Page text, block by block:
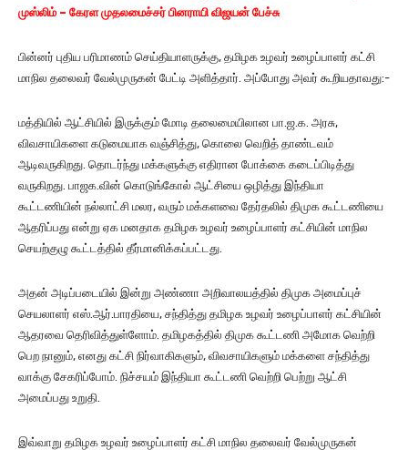
முஸ்லிம் – கேரள முதலமைச்சர் பினராயி விஜயன் பேச்சு
பின்னர் புதிய பரிமாணம் செய்தியாளருக்கு, தமிழக உழவர் உழைப்பாளர் கட்சி
மாநில தலைவர் வேல்முருகன் பேட்டி அளித்தார். அப்போது அவர் கூறியதாவது:-
மத்தியில் ஆட்சியில் இருக்கும் மோடி தலைமையிலான பா.ஜ.க. அரசு,
விவசாயிகளை கடுமையாக வஞ்சித்து, கொலை வெறித் தாண்டவம்
ஆடிவருகிறது. தொடர்ந்து மக்களுக்கு எதிரான போக்கை கடைப்பிடித்து
வருகிறது. பாஜக.வின் கொடுங்கோல் ஆட்சியை ஒழித்து இந்தியா
கூட்டணியின் நல்லாட்சி மலர, வரும் மக்களவை தேர்தலில் திமுக கூட்டணியை
ஆதரிப்பது என்று ஏக மனதாக தமிழக உழவர் உழைப்பாளர் கட்சியின் மாநில
செயற்குழு கூட்டத்தில் தீர்மானிக்கப்பட்டது.
அதன் அடிப்படையில் இன்று அண்ணா அறிவாலயத்தில் திமுக அமைப்புச்
செயலாளர் எஸ்.ஆர்.பாரதியை, சந்தித்து தமிழக உழவர் உழைப்பாளர் கட்சியின்
ஆதரவை தெரிவித்துள்ளோம். தமிழகத்தில் திமுக கூட்டணி அமோக வெற்றி
பெற நானும், எனது கட்சி நிர்வாகிகளும், விவசாயிகளும் மக்களை சந்தித்து
வாக்கு சேகரிப்போம். நிச்சயம் இந்தியா கூட்டணி வெற்றி பெற்று ஆட்சி
அமைப்பது உறுதி.
இவ்வாறு தமிழக உழவர் உழைப்பாளர் கட்சி மாநில தலைவர் வேல்முருகன்